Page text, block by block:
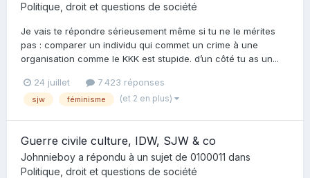
Politique, droit et questions de société
Je vais te répondre sérieusement même si tu ne le mérites
pas : comparer un individu qui commet un crime à une
organisation comme le KKK est stupide. d’un côté tu as un...
24 juillet 7 423 réponses
sjw féminisme (et 2 en plus)
Guerre civile culture, IDW, SJW & co
Johnnieboy a répondu à un sujet de 0100011 dans
Politique, droit et questions de société